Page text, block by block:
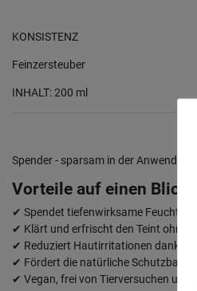
KONSISTENZ
Feinzersteuber
INHALT: 200 ml
Spender - sparsam in der Anwendung
Vorteile auf einen Blick:
✔ Spendet tiefenwirksame
✔ Klärt und erfrischt den Teint ohne
✔ Reduziert Hautirritationen dank
✔ Fördert die natürliche
✔ Vegan, frei von Tierversuchen und